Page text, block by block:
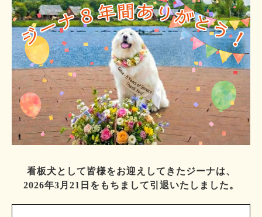
看板犬として皆様をお迎えしてきたジーナは、
2026年3月21日をもちまして引退いたしました。